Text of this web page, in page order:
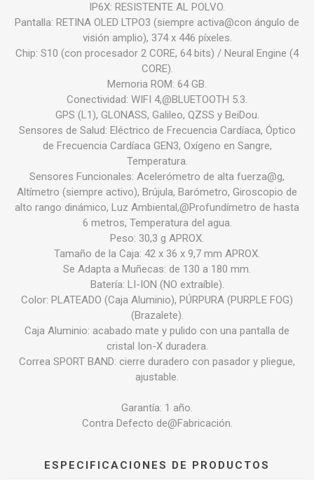
IP6X: RESISTENTE AL POLVO.
Pantalla: RETINA OLED LTPO3 (siempre activa@con ángulo de
visión amplio), 374 x 446 píxeles.
Chip: S10 (con procesador 2 CORE, 64 bits) / Neural Engine (4
CORE).
Memoria ROM: 64 GB.
Conectividad: WIFI 4,@BLUETOOTH 5.3.
GPS (L1), GLONASS, Galileo, QZSS y BeiDou.
Sensores de Salud: Eléctrico de Frecuencia Cardíaca, Óptico
de Frecuencia Cardíaca GEN3, Oxígeno en Sangre,
Temperatura.
Sensores Funcionales: Acelerómetro de alta fuerza@g,
Altímetro (siempre activo), Brújula, Barómetro, Giroscopio de
alto rango dinámico, Luz Ambiental,@Profundímetro de hasta
6 metros, Temperatura del agua.
Peso: 30,3 g APROX.
Tamaño de la Caja: 42 x 36 x 9,7 mm APROX.
Se Adapta a Muñecas: de 130 a 180 mm.
Batería: LI-ION (NO extraíble).
Color: PLATEADO (Caja Aluminio), PÚRPURA (PURPLE FOG)
(Brazalete).
Caja Aluminio: acabado mate y pulido con una pantalla de
cristal Ion-X duradera.
Correa SPORT BAND: cierre duradero con pasador y pliegue,
ajustable.
Garantía: 1 año.
Contra Defecto de@Fabricación.
ESPECIFICACIONES DE PRODUCTOS